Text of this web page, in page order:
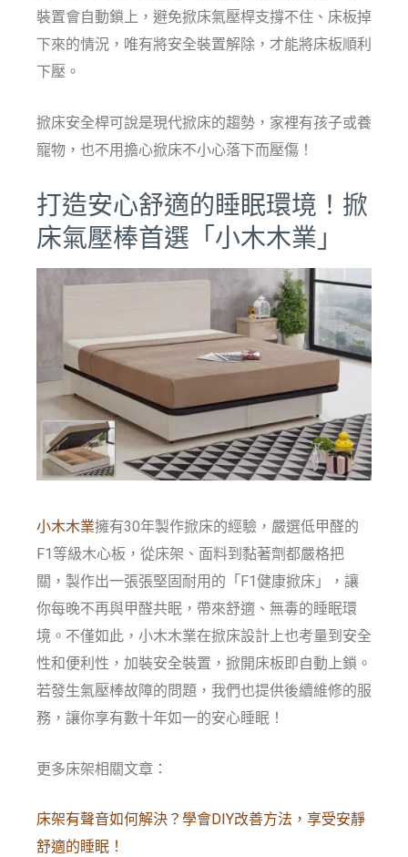
裝置會自動鎖上，避免掀床氣壓桿支撐不住、床板掉
下來的情況，唯有將安全裝置解除，才能將床板順利
下壓。
掀床安全桿可說是現代掀床的趨勢，家裡有孩子或養
寵物，也不用擔心掀床不小心落下而壓傷！
打造安心舒適的睡眠環境！掀
床氣壓棒首選「小木木業」
小木木業擁有30年製作掀床的經驗，嚴選低甲醛的
F1等級木心板，從床架、面料到黏著劑都嚴格把
關，製作出一張張堅固耐用的「F1健康掀床」，讓
你每晚不再與甲醛共眠，帶來舒適、無毒的睡眠環
境。不僅如此，小木木業在掀床設計上也考量到安全
性和便利性，加裝安全裝置，掀開床板即自動上鎖。
若發生氣壓棒故障的問題，我們也提供後續維修的服
務，讓你享有數十年如一的安心睡眠！
更多床架相關文章：
床架有聲音如何解決？學會DIY改善方法，享受安靜
舒適的睡眠！